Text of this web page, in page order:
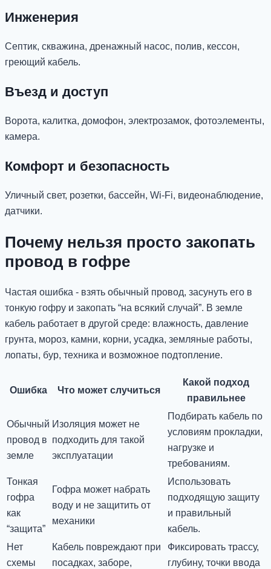
Инженерия
Септик, скважина, дренажный насос, полив, кессон,
греющий кабель.
Въезд и доступ
Ворота, калитка, домофон, электрозамок, фотоэлементы,
камера.
Комфорт и безопасность
Уличный свет, розетки, бассейн, Wi-Fi, видеонаблюдение,
датчики.
Почему нельзя просто закопать
провод в гофре
Частая ошибка - взять обычный провод, засунуть его в
тонкую гофру и закопать “на всякий случай”. В земле
кабель работает в другой среде: влажность, давление
грунта, мороз, камни, корни, усадка, земляные работы,
лопаты, бур, техника и возможное подтопление.
Ошибка Что может случиться
Какой подход
правильнее
Обычный
провод в
земле
Изоляция может не
подходить для такой
эксплуатации
Подбирать кабель по
условиям прокладки,
нагрузке и
требованиям.
Тонкая
гофра
как
“защита”
Гофра может набрать
воду и не защитить от
механики
Использовать
подходящую защиту
и правильный
кабель.
Нет
схемы
Кабель повреждают при
посадках, заборе,
Фиксировать трассу,
глубину, точки ввода